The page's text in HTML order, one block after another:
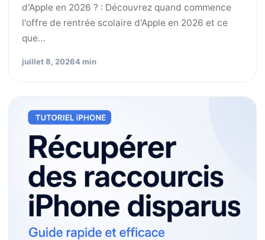
d'Apple en 2026 ? : Découvrez quand commence
l'offre de rentrée scolaire d'Apple en 2026 et ce
que…
juillet 8, 20264 min